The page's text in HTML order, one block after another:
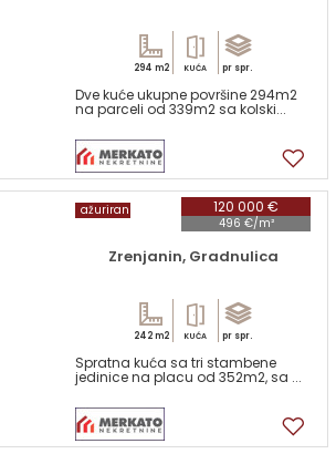
294 m2 KUĆA pr spr.
Dve kuće ukupne površine 294m2
na parceli od 339m2 sa kolski...
120 000 €
496 €/m²
ažuriran
Zrenjanin, Gradnulica
242 m2 KUĆA pr spr.
Spratna kuća sa tri stambene
jedinice na placu od 352m2, sa ...